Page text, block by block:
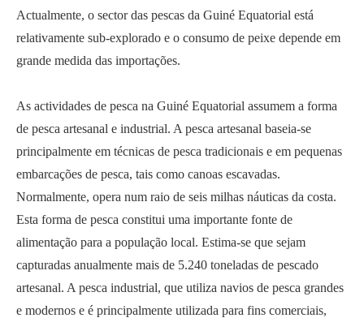
Actualmente, o sector das pescas da Guiné Equatorial está
relativamente sub-explorado e o consumo de peixe depende em
grande medida das importações.
As actividades de pesca na Guiné Equatorial assumem a forma
de pesca artesanal e industrial. A pesca artesanal baseia-se
principalmente em técnicas de pesca tradicionais e em pequenas
embarcações de pesca, tais como canoas escavadas.
Normalmente, opera num raio de seis milhas náuticas da costa.
Esta forma de pesca constitui uma importante fonte de
alimentação para a população local. Estima-se que sejam
capturadas anualmente mais de 5.240 toneladas de pescado
artesanal. A pesca industrial, que utiliza navios de pesca grandes
e modernos e é principalmente utilizada para fins comerciais,